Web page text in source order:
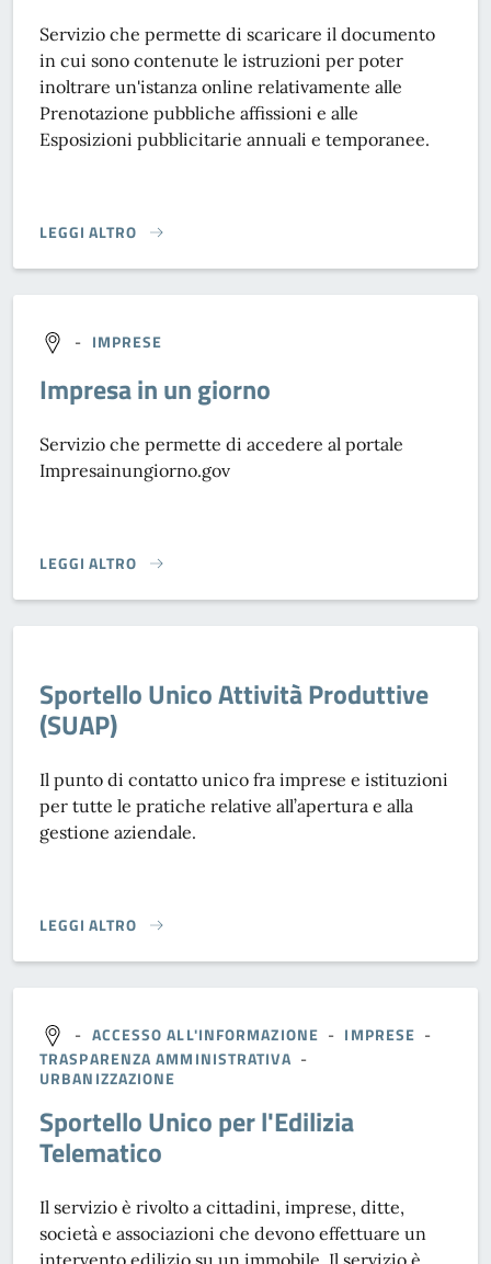
Servizio che permette di scaricare il documento
in cui sono contenute le istruzioni per poter
inoltrare un'istanza online relativamente alle
Prenotazione pubbliche affissioni e alle
Esposizioni pubblicitarie annuali e temporanee.
LEGGI ALTRO
CANONE PATRIMONIALE DI CONCESSIONE,
- IMPRESE
Impresa in un giorno
Servizio che permette di accedere al portale
Impresainungiorno.gov
LEGGI ALTRO
IMPRESA IN UN GIORNO}
Sportello Unico Attività Produttive
(SUAP)
Il punto di contatto unico fra imprese e istituzioni
per tutte le pratiche relative all’apertura e alla
gestione aziendale.
LEGGI ALTRO
SPORTELLO UNICO ATTIVITÀ PRODUTTIVE (SUAP)}
- ACCESSO ALL'INFORMAZIONE - IMPRESE -
TRASPARENZA AMMINISTRATIVA -
URBANIZZAZIONE
Sportello Unico per l'Edilizia
Telematico
Il servizio è rivolto a cittadini, imprese, ditte,
società e associazioni che devono effettuare un